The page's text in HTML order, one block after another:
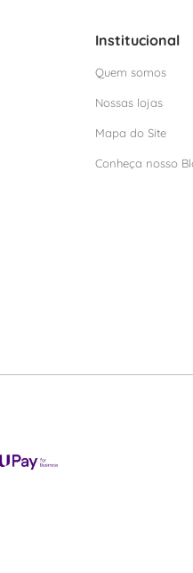
Institucional
Quem somos
Nossas lojas
Mapa do Site
Conheça nosso